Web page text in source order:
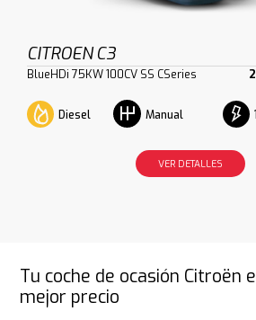
CITROEN C3
BlueHDi 75KW 100CV SS CSeries
Diesel Manual
VER DETALLES
Tu coche de ocasión Citroën
mejor precio